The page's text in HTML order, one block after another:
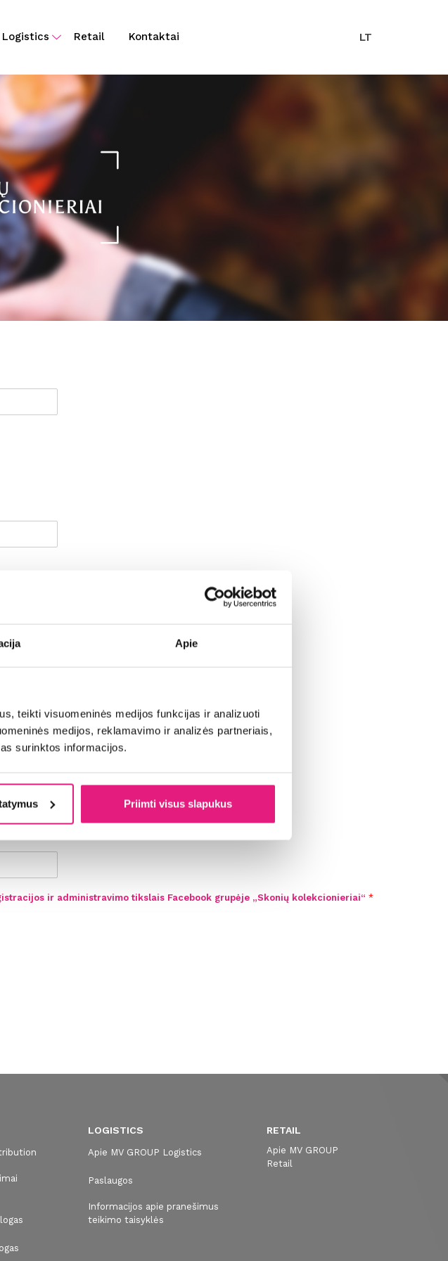
Apie
teikti visuomeninės medijos funkcijas ir analizuoti
medijos, reklamavimo ir analizės partneriais,
surinktos informacijos.
Priimti visus slapukus
Logistics Retail Kontaktai LT
ar kt.)
ir administravimo tikslais Facebook grupėje „Skonių kolekcionieriai“ *
LOGISTICS
Apie MV GROUP Logistics
Paslaugos
Informacijos apie pranešimus
teikimo taisyklės
RETAIL
Apie MV GROUP
Retail
užpildyti.